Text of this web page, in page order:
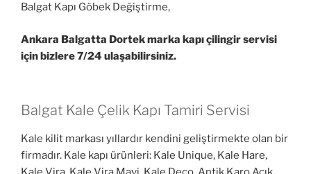
Balgat Kapı Göbek Değiştirme,
Ankara Balgatta Dortek marka kapı çilingir servisi
için bizlere 7/24 ulaşabilirsiniz.
Balgat Kale Çelik Kapı Tamiri Servisi
Kale kilit markası yıllardır kendini geliştirmekte olan bir
firmadır. Kale kapı ürünleri: Kale Unique, Kale Hare,